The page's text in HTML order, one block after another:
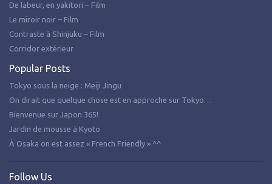
De labeur, en yakitori – Film
Le miroir noir – Film
Contraste à Shinjuku – Film
Corridor extérieur
Popular Posts
Tokyo sous la neige : Meiji Jingu
On dirait que quelque chose est en approche sur Tokyo…
Bienvenue sur Japon 365!
Jardin de mousse à Kyoto
À Osaka on est assez « French Friendly » ^^
Follow Us